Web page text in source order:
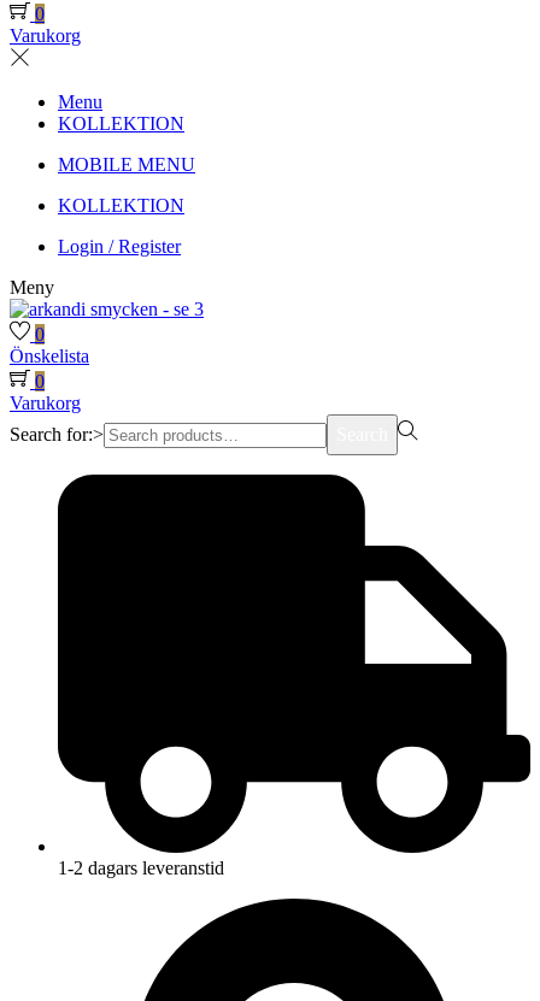
0
Varukorg
Menu
KOLLEKTION
MOBILE MENU
KOLLEKTION
Login / Register
Meny
0
Önskelista
0
Varukorg
Search for:>
1-2 dagars leveranstid